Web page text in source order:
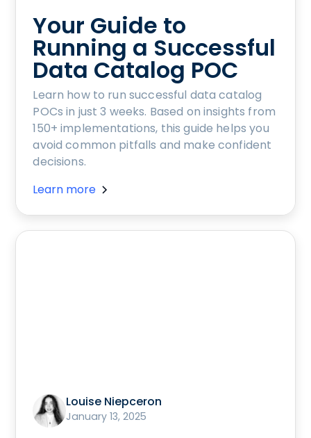
Your Guide to
Running a Successful
Data Catalog POC
Learn how to run successful data catalog
POCs in just 3 weeks. Based on insights from
150+ implementations, this guide helps you
avoid common pitfalls and make confident
decisions.
Learn more
Louise Niepceron
January 13, 2025